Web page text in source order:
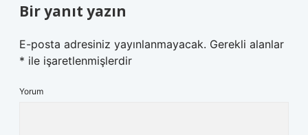
Bir yanıt yazın
E-posta adresiniz yayınlanmayacak. Gerekli alanlar
* ile işaretlenmişlerdir
Yorum